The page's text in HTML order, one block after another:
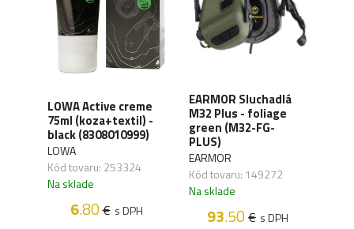
LOWA Active creme
75ml (koza+textil) -
black (8308010999)
LOWA
Kód tovaru: 253324
Na sklade
6.80€ s DPH
EARMOR Sluchadlá
M32 Plus - foliage
green (M32-FG-
PLUS)
EARMOR
Kód tovaru: 149272
Na sklade
93.50€ s DPH